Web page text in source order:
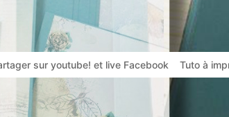
sur youtube! et live Facebook Tuto à